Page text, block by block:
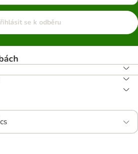
se k odběru